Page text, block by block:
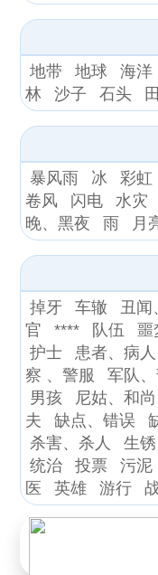
地带 地球 海洋
林
沙子 石头
暴风雨 冰 彩虹
卷风
闪电 水灾
晚、黑夜
雨 月
掉牙 车辙 丑闻
官
**** 队伍 噩
护士
患者、病人
察 、警服
军队
男孩
尼姑、和
夫
缺点、错误
杀害、杀人
生锈
统治
投票 污泥
医
英雄 游行